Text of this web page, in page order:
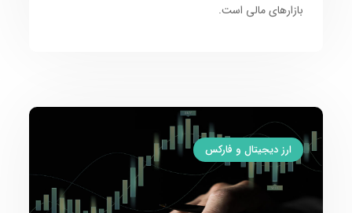
بازارهای مالی است.
ارز دیجیتال و فارکس